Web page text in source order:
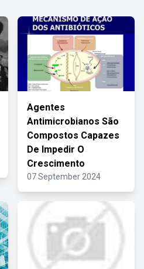
Agentes
Antimicrobianos São
Compostos Capazes
De Impedir O
Crescimento
07 September 2024